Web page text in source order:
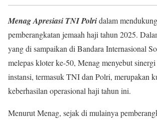
Menag Apresiasi TNI Polridalam
pemberangkatan jemaah haji tahun 2025.
yang di sampaikan di Bandara Internasional
melepas kloter ke-50, Menag menyebut sinergi
instansi, termasuk TNI dan Polri, merupakan
keberhasilan operasional haji tahun ini.
Menurut Menag, sejak di mulainya